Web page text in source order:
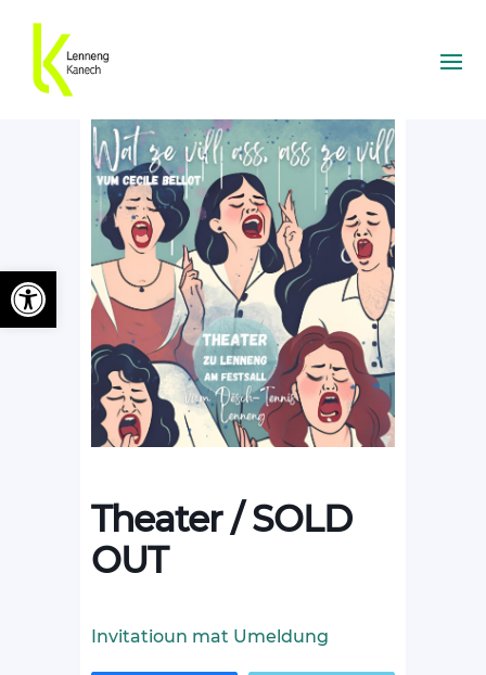
Theater / SOLD
OUT
Invitatioun mat Umeldung
Ouvrir la barre d’outils